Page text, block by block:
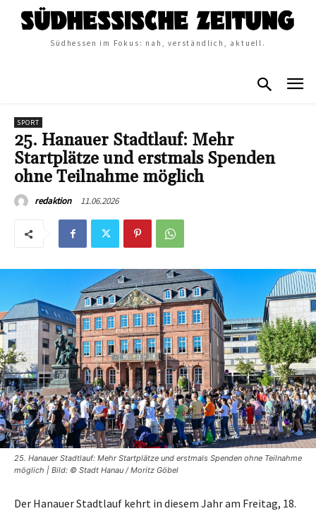
Südhessen im Fokus: nah, verständlich, aktuell.
SPORT
25. Hanauer Stadtlauf: Mehr
Startplätze und erstmals Spenden
ohne Teilnahme möglich
redaktion 11.06.2026
25. Hanauer Stadtlauf: Mehr Startplätze und erstmals Spenden ohne Teilnahme
möglich | Bild: © Stadt Hanau / Moritz Göbel
Der Hanauer Stadtlauf kehrt in diesem Jahr am Freitag, 18.